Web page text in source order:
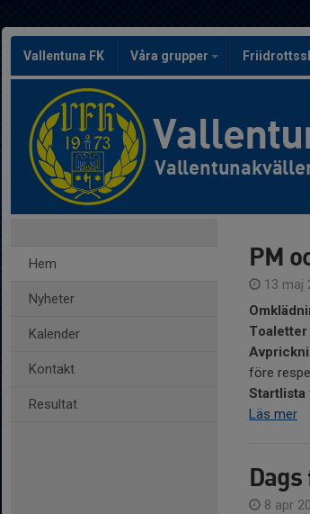
Vallentuna FK Våra grupper
Hem
Nyheter
Kalender
Kontakt
Resultat
PM
13 maj
Toaletter
före
Startlista
Läs mer
8 apr